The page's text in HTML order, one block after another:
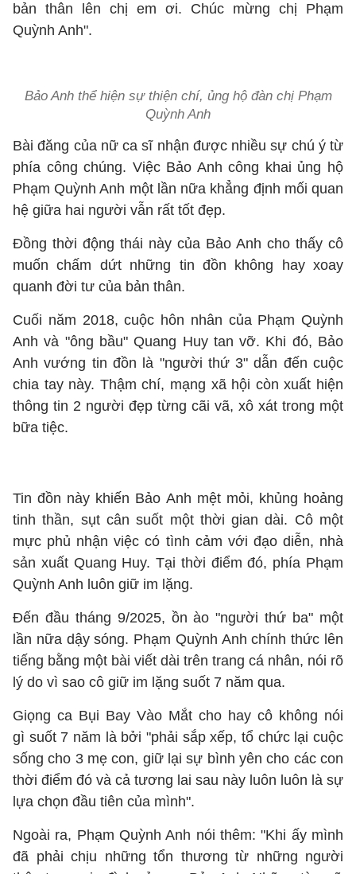
bản thân lên chị em ơi. Chúc mừng chị Phạm
Quỳnh Anh".
Bảo Anh thể hiện sự thiện chí, ủng hộ đàn chị Phạm
Quỳnh Anh
Bài đăng của nữ ca sĩ nhận được nhiều sự chú ý từ
phía công chúng. Việc Bảo Anh công khai ủng hộ
Phạm Quỳnh Anh một lần nữa khẳng định mối quan
hệ giữa hai người vẫn rất tốt đẹp.
Đồng thời động thái này của Bảo Anh cho thấy cô
muốn chấm dứt những tin đồn không hay xoay
quanh đời tư của bản thân.
Cuối năm 2018, cuộc hôn nhân của Phạm Quỳnh
Anh và "ông bầu" Quang Huy tan vỡ. Khi đó, Bảo
Anh vướng tin đồn là "người thứ 3" dẫn đến cuộc
chia tay này. Thậm chí, mạng xã hội còn xuất hiện
thông tin 2 người đẹp từng cãi vã, xô xát trong một
bữa tiệc.
Tin đồn này khiến Bảo Anh mệt mỏi, khủng hoảng
tinh thần, sụt cân suốt một thời gian dài. Cô một
mực phủ nhận việc có tình cảm với đạo diễn, nhà
sản xuất Quang Huy. Tại thời điểm đó, phía Phạm
Quỳnh Anh luôn giữ im lặng.
Đến đầu tháng 9/2025, ồn ào "người thứ ba" một
lần nữa dậy sóng. Phạm Quỳnh Anh chính thức lên
tiếng bằng một bài viết dài trên trang cá nhân, nói rõ
lý do vì sao cô giữ im lặng suốt 7 năm qua.
Giọng ca Bụi Bay Vào Mắt cho hay cô không nói
gì suốt 7 năm là bởi "phải sắp xếp, tổ chức lại cuộc
sống cho 3 mẹ con, giữ lại sự bình yên cho các con
thời điểm đó và cả tương lai sau này luôn luôn là sự
lựa chọn đầu tiên của mình".
Ngoài ra, Phạm Quỳnh Anh nói thêm: "Khi ấy mình
đã phải chịu những tổn thương từ những người